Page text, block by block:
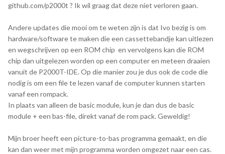
github.com/p2000t ? Ik wil graag dat deze niet verloren gaan.
Andere updates die mooi om te weten zijn is dat Ivo bezig is om
hardware/software te maken die een cassettebandje kan uitlezen
en wegschrijven op een ROM chip en vervolgens kan die ROM
chip dan uitgelezen worden op een computer en meteen draaien
vanuit de P2000T-IDE. Op die manier zou je dus ook de code die
nodig is om een file te lezen vanaf de computer kunnen starten
vanaf een rompack.
In plaats van alleen de basic module, kun je dan dus de basic
module + een bas-file, direkt vanaf de rom pack. Geweldig!
Mijn broer heeft een picture-to-bas programma gemaakt, en die
kan dan weer met mijn programma worden omgezet naar een cas.